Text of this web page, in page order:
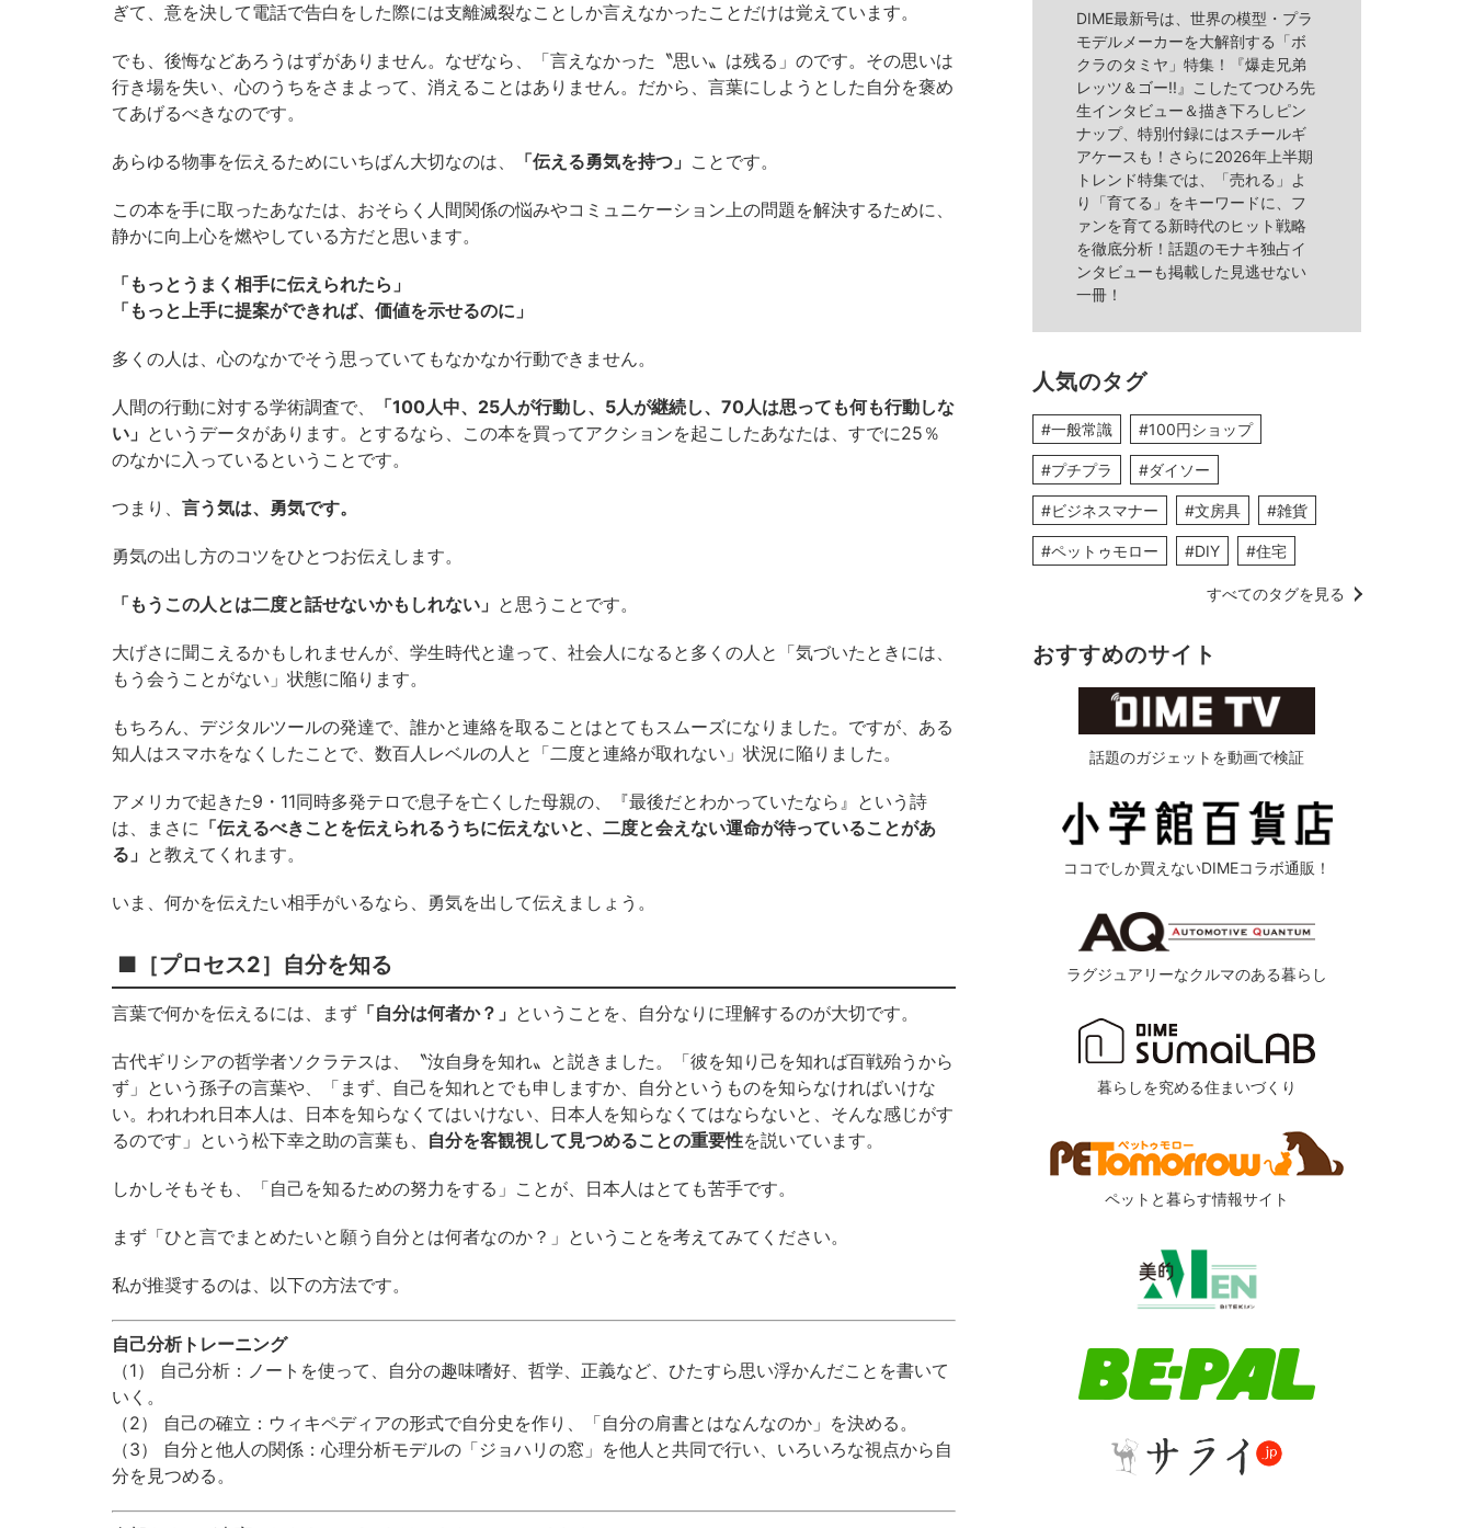
ぎて、意を決して電話で告白をした際には支離滅裂なことしか言えなかったことだけは覚えています。
でも、後悔などあろうはずがありません。なぜなら、「言えなかった〝思い〟は残る」のです。その思いは
行き場を失い、心のうちをさまよって、消えることはありません。だから、言葉にしようとした自分を褒め
てあげるべきなのです。
あらゆる物事を伝えるためにいちばん大切なのは、 「伝える勇気を持つ」 ことです。
この本を手に取ったあなたは、おそらく人間関係の悩みやコミュニケーション上の問題を解決するために、
静かに向上心を燃やしている方だと思います。
「もっとうまく相手に伝えられたら」
「もっと上手に提案ができれば、価値を示せるのに」
多くの人は、心のなかでそう思っていてもなかなか行動できません。
人間の行動に対する学術調査で、
「100人中、25人が行動し、5人が継続し、70人は思っても何も行動しな
い」 というデータがあります。とするなら、この本を買ってアクションを起こしたあなたは、すでに25％
のなかに入っているということです。
つまり、 言う気は、勇気です。
勇気の出し方のコツをひとつお伝えします。
「もうこの人とは二度と話せないかもしれない」 と思うことです。
大げさに聞こえるかもしれませんが、学生時代と違って、社会人になると多くの人と「気づいたときには、
もう会うことがない」状態に陥ります。
もちろん、デジタルツールの発達で、誰かと連絡を取ることはとてもスムーズになりました。ですが、ある
知人はスマホをなくしたことで、数百人レベルの人と「二度と連絡が取れない」状況に陥りました。
アメリカで起きた9・11同時多発テロで息子を亡くした母親の、『最後だとわかっていたなら』という詩
は、まさに 「伝えるべきことを伝えられるうちに伝えないと、二度と会えない運命が待っていることがあ
る」 と教えてくれます。
いま、何かを伝えたい相手がいるなら、勇気を出して伝えましょう。
■［プロセス2］自分を知る
言葉で何かを伝えるには、まず 「自分は何者か？」 ということを、自分なりに理解するのが大切です。
古代ギリシアの哲学者ソクラテスは、〝汝自身を知れ〟と説きました。「彼を知り己を知れば百戦殆うから
ず」という孫子の言葉や、「まず、自己を知れとでも申しますか、自分というものを知らなければいけな
い。われわれ日本人は、日本を知らなくてはいけない、日本人を知らなくてはならないと、そんな感じがす
るのです」という松下幸之助の言葉も、 自分を客観視して見つめることの重要性を説いています。
しかしそもそも、「自己を知るための努力をする」ことが、日本人はとても苦手です。
まず「ひと言でまとめたいと願う自分とは何者なのか？」ということを考えてみてください。
私が推奨するのは、以下の方法です。
自己分析トレーニング
（1） 自己分析：ノートを使って、自分の趣味嗜好、哲学、正義など、ひたすら思い浮かんだことを書いて
いく。
（2） 自己の確立：ウィキペディアの形式で自分史を作り、「自分の肩書とはなんなのか」を決める。
（3） 自分と他人の関係：心理分析モデルの「ジョハリの窓」を他人と共同で行い、いろいろな視点から自
分を見つめる。
DIME最新号は、世界の模型・プラ
モデルメーカーを大解剖する「ボ
クラのタミヤ」特集！『爆走兄弟
レッツ＆ゴー!!』こしたてつひろ先
生インタビュー＆描き下ろしピン
ナップ、特別付録にはスチールギ
アケースも！さらに2026年上半期
トレンド特集では、「売れる」よ
り「育てる」をキーワードに、フ
ァンを育てる新時代のヒット戦略
を徹底分析！話題のモナキ独占イ
ンタビューも掲載した見逃せない
一冊！
人気のタグ
#一般常識 #100円ショップ
#プチプラ #ダイソー
#ビジネスマナー #文房具 #雑貨
#ペットゥモロー #DIY #住宅
すべてのタグを見る
おすすめのサイト
話題のガジェットを動画で検証
ココでしか買えないDIMEコラボ通販！
ラグジュアリーなクルマのある暮らし
暮らしを究める住まいづくり
ペットと暮らす情報サイト